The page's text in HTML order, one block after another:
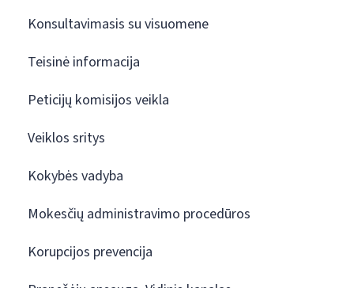
Konsultavimasis su visuomene
Teisinė informacija
Peticijų komisijos veikla
Veiklos sritys
Kokybės vadyba
Mokesčių administravimo procedūros
Korupcijos prevencija